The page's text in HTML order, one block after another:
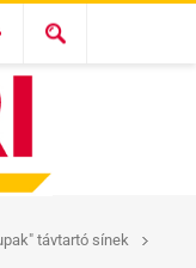
távtartó sínek